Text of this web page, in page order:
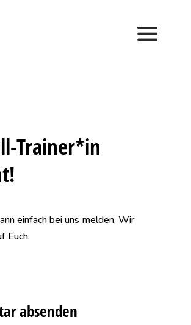
April. Jetzt ein Schnuppertraining für
und zu Saisonbeginn dabei sein.
Trainer*in
einfach bei uns melden. Wir
Euch.
absenden